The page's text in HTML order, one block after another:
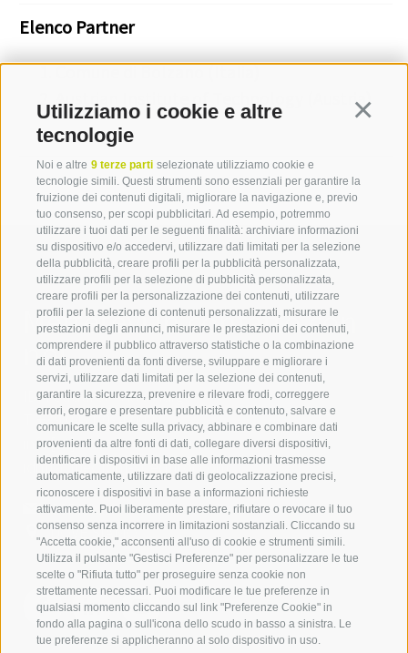
Utilizziamo i cookie e altre
tecnologie
Noi e altre 9 terze parti selezionate utilizziamo cookie e
tecnologie simili. Questi strumenti sono essenziali per garantire la
fruizione dei contenuti digitali, migliorare la navigazione e, previo
tuo consenso, per scopi pubblicitari. Ad esempio, potremmo
utilizzare i tuoi dati per le seguenti finalità: archiviare informazioni
su dispositivo e/o accedervi, utilizzare dati limitati per la selezione
della pubblicità, creare profili per la pubblicità personalizzata,
utilizzare profili per la selezione di pubblicità personalizzata,
creare profili per la personalizzazione dei contenuti, utilizzare
profili per la selezione di contenuti personalizzati, misurare le
prestazioni degli annunci, misurare le prestazioni dei contenuti,
comprendere il pubblico attraverso statistiche o la combinazione
di dati provenienti da fonti diverse, sviluppare e migliorare i
servizi, utilizzare dati limitati per la selezione dei contenuti,
garantire la sicurezza, prevenire e rilevare frodi, correggere
errori, erogare e presentare pubblicità e contenuto, salvare e
comunicare le scelte sulla privacy, abbinare e combinare dati
provenienti da altre fonti di dati, collegare diversi dispositivi,
identificare i dispositivi in base alle informazioni trasmesse
automaticamente, utilizzare dati di geolocalizzazione precisi,
riconoscere i dispositivi in base a informazioni richieste
attivamente. Puoi liberamente prestare, rifiutare o revocare il tuo
consenso senza incorrere in limitazioni sostanziali. Cliccando su
"Accetta cookie," acconsenti all'uso di cookie e strumenti simili.
Utilizza il pulsante "Gestisci Preferenze" per personalizzare le tue
scelte o "Rifiuta tutto" per proseguire senza cookie non
strettamente necessari. Puoi modificare le tue preferenze in
qualsiasi momento cliccando sul link "Preferenze Cookie" in
fondo alla pagina o sull'icona dello scudo in basso a sinistra. Le
tue preferenze si applicheranno al solo dispositivo in uso.
Elenco Partner
Comune di Bolzano (Italia)
Austrian Institute of Technology (Austria)
Mettetevi in contatto con
noi
IDM Südtirol - Alto Adige
+39 0471 094 000
info[at]idm-suedtirol.com
idm[at]pec.idm-suedtirol.com
SCRIVICI
DOVE SIAMO